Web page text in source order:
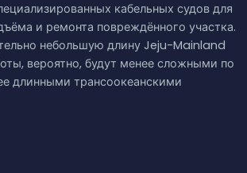
кабельных судов для
и ремонта повреждённого участка.
небольшую длину Jeju-Mainland
вероятно, будут менее сложными по
длинными трансоокеанскими